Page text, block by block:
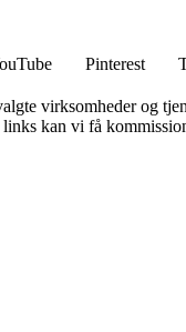
Pinterest
virksomheder og
kan vi få